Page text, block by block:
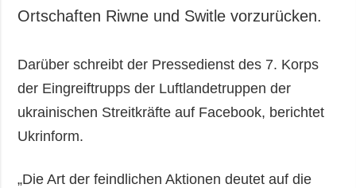
Ortschaften Riwne und Switle vorzurücken.
Darüber schreibt der Pressedienst des 7. Korps
der Eingreiftrupps der Luftlandetruppen der
ukrainischen Streitkräfte auf Facebook, berichtet
Ukrinform.
„Die Art der feindlichen Aktionen deutet auf die